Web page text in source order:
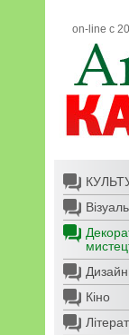
on-line с
Дизайн
Кіно